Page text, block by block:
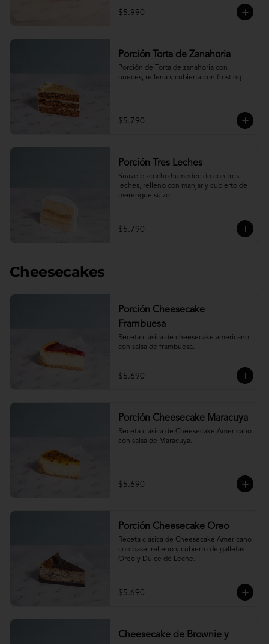
$5.990
Porción Torta de Zanahoria
Porción de Torta de zanahoria con
nueces, rellena y cubierta con frosting
$5.790
Porción Tres Leches
Suave bizcocho humedecido con tres
leches, relleno con manjar y cubierto de
merengue suizo.
$5.790
Cheesecakes
Porción Cheesecake
Frambuesa
Receta clásica de cheesecake americano
con salsa de frambuesa.
$5.690
Porción Cheesecake Maracuya
Receta clásica de Cheesecake Americano
con salsa de Maracuya.
$5.690
Porción Cheesecake Oreo
Receta clásica de Cheesecake Americano
con base, relleno y cubierto de galletas
Oreo y Dulce de Leche.
$5.690
Cheesecake de Brownie y